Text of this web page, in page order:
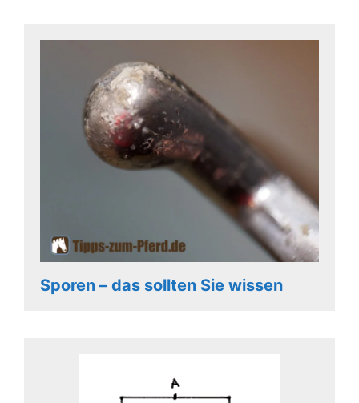
Sporen – das sollten Sie wissen